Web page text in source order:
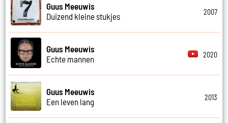
Guus Meeuwis
Duizend kleine stukjes
2007
Guus Meeuwis
Echte mannen
2020
Guus Meeuwis
Een leven lang
2013